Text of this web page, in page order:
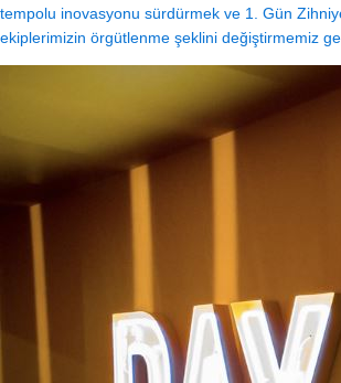
tempolu inovasyonu sürdürmek ve 1. Gün
ekiplerimizin örgütlenme şeklini değiştirmemiz